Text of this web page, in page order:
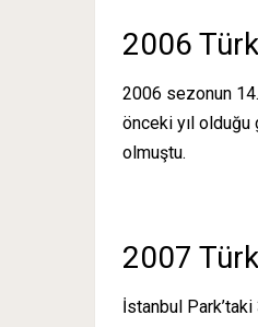
2006
2006 sezonun
önceki yıl olduğu
olmuştu.
2007
İstanbul